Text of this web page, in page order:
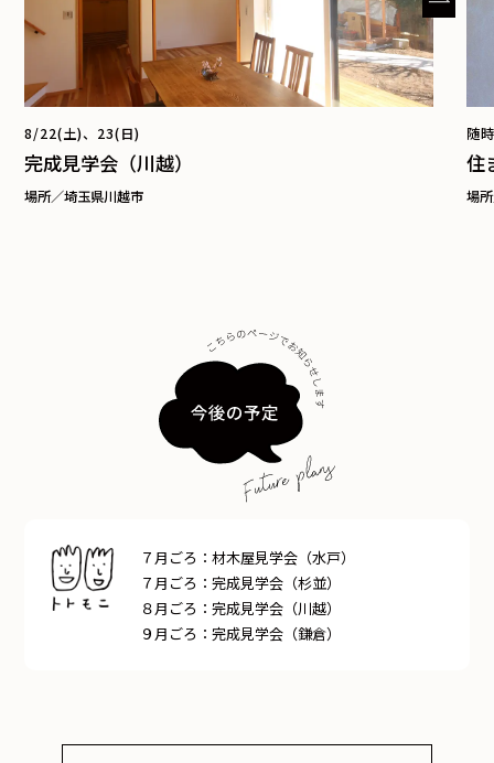
8/22(土)、23(日)
完成見学会（川越）
場所／埼玉県川越市
随
住
場
７月ごろ：材木屋見学会（水戸）
７月ごろ：完成見学会（杉並）
８月ごろ：完成見学会（川越）
９月ごろ：完成見学会（鎌倉）